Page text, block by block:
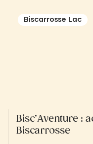
Biscarrosse Lac
Bisc’Aventure :
Biscarrosse